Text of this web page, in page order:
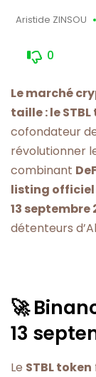
Aristide ZINSOU
0
Le marché
taille : le
cofondateur
révolutionner
combinant
listing officiel
13 septembre
détenteurs
🚀
13
Le STBL token